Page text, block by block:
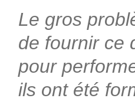
Le gros
de fournir ce
pour
ils ont été